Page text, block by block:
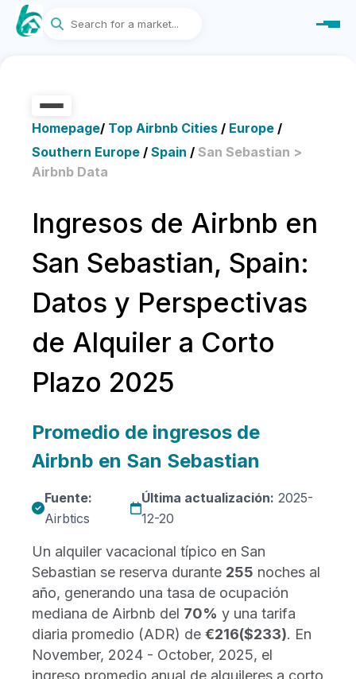
Homepage/ Top Airbnb Cities / Europe /
Southern Europe / Spain / San Sebastian >
Airbnb Data
Ingresos de Airbnb en
San Sebastian, Spain:
Datos y Perspectivas
de Alquiler a Corto
Plazo 2025
Promedio de ingresos de
Airbnb en San Sebastian
Fuente:
Airbtics
Última actualización: 2025-
12-20
Un alquiler vacacional típico en San
Sebastian se reserva durante 255 noches al
año, generando una tasa de ocupación
mediana de Airbnb del 70% y una tarifa
diaria promedio (ADR) de €216($233). En
November, 2024 - October, 2025, el
ingreso promedio anual de alquileres a corto